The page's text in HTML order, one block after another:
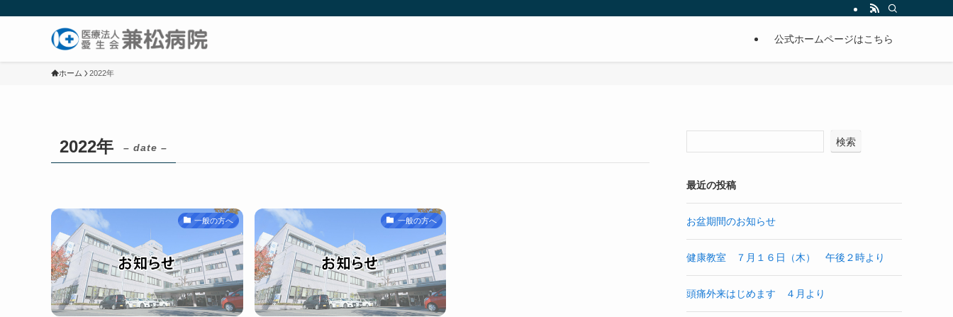
公式ホームページはこちら
ホーム 2022年
2022年 – date –
一般の方へ 一般の方へ
検索
最近の投稿
お盆期間のお知らせ
健康教室 ７月１６日（木） 午後２時より
頭痛外来はじめます ４月より